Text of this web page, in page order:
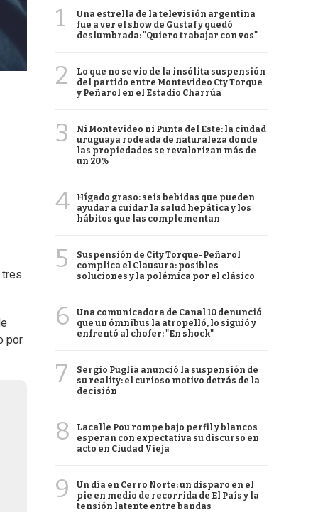
tres
por
1
Una estrella de la televisión argentina
fue a ver el show de Gustaf y quedó
deslumbrada: "Quiero trabajar con vos"
2
Lo que no se vio de la insólita suspensión
del partido entre Montevideo Cty Torque
y Peñarol en el Estadio Charrúa
3
Ni Montevideo ni Punta del Este: la ciudad
uruguaya rodeada de naturaleza donde
las propiedades se revalorizan más de
un 20%
4
Hígado graso: seis bebidas que pueden
ayudar a cuidar la salud hepática y los
hábitos que las complementan
5
Suspensión de City Torque-Peñarol
complica el Clausura: posibles
soluciones y la polémica por el clásico
6
Una comunicadora de Canal 10 denunció
que un ómnibus la atropelló, lo siguió y
enfrentó al chofer: "En shock"
7
Sergio Puglia anunció la suspensión de
su reality: el curioso motivo detrás de la
decisión
8
Lacalle Pou rompe bajo perfil y blancos
esperan con expectativa su discurso en
acto en Ciudad Vieja
9
Un día en Cerro Norte: un disparo en el
pie en medio de recorrida de El País y la
tensión latente entre bandas